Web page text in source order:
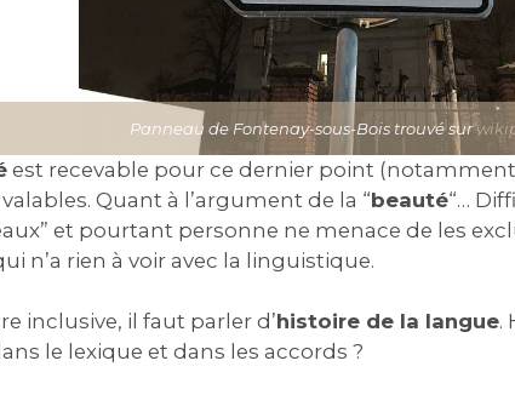
Panneau de Fontenay-sous-Bois trouvé sur
est recevable pour ce dernier point
Quant à l’argument de la “beauté“…
et pourtant personne ne menace de les
n’a rien à voir avec la linguistique.
inclusive, il faut parler d’histoire de la langue.
le lexique et dans les accords ?